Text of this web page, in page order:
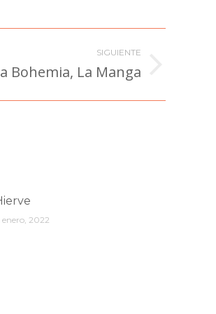
SIGUIENTE
Bohemia, La Manga
enero, 2022